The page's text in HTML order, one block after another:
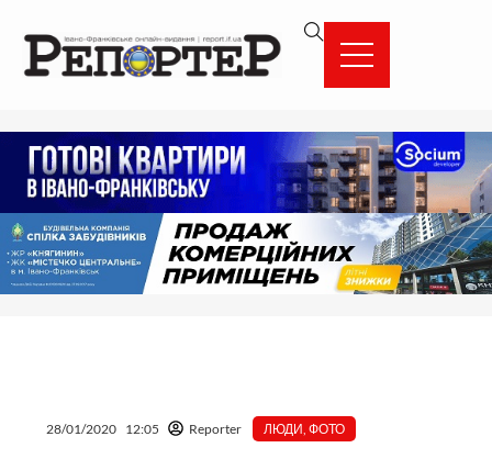
вмісту
28/01/2020 12:05 Reporter ЛЮДИ ,ФОТО